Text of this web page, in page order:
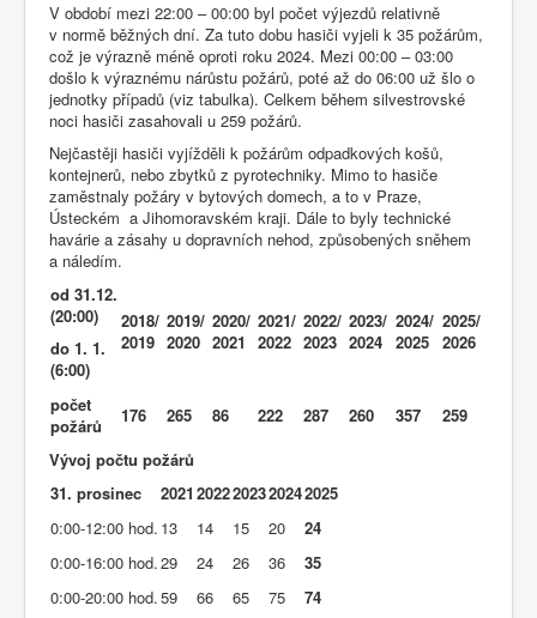
V období mezi 22:00 – 00:00 byl počet výjezdů relativně
v normě běžných dní. Za tuto dobu hasiči vyjeli k 35 požárům,
což je výrazně méně oproti roku 2024. Mezi 00:00 – 03:00
došlo k výraznému nárůstu požárů, poté až do 06:00 už šlo o
jednotky případů (viz tabulka). Celkem během silvestrovské
noci hasiči zasahovali u 259 požárů.
Nejčastěji hasiči vyjížděli k požárům odpadkových košů,
kontejnerů, nebo zbytků z pyrotechniky. Mimo to hasiče
zaměstnaly požáry v bytových domech, a to v Praze,
Ústeckém a Jihomoravském kraji. Dále to byly technické
havárie a zásahy u dopravních nehod, způsobených sněhem
a náledím.
od 31.12.
(20:00)
do 1. 1.
(6:00)
2018/
2019
2019/
2020
2020/
2021
2021/
2022
2022/
2023
2023/
2024
2024/
2025
2025/
2026
počet
požárů
176 265 86 222 287 260 357
259
Vývoj počtu požárů
31. prosinec
2021 2022202320242025
0:00-12:00 hod. 13 14 15 20
24
0:00-16:00 hod.29 24 26 36
35
0:00-20:00 hod.59 66 65 75
74